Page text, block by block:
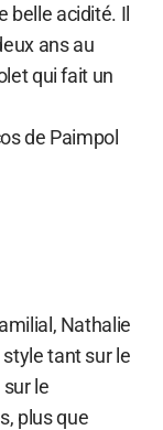
belle acidité. Il
ans au
qui fait un
de Paimpol
Nathalie
tant sur le
le
plus que